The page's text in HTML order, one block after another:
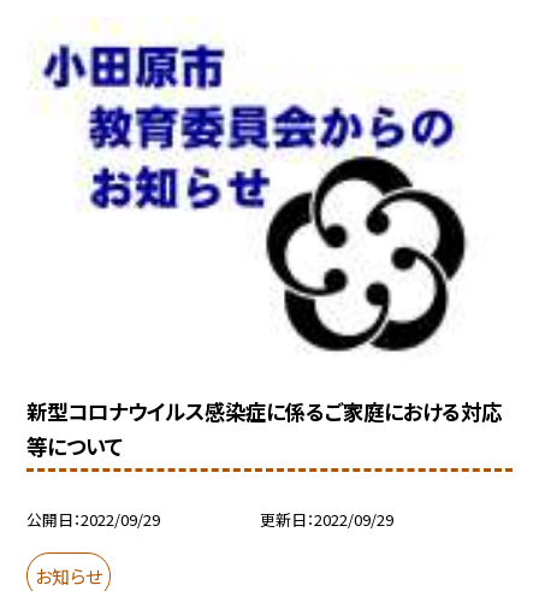
新型コロナウイルス感染症に係るご家庭における対応
等について
公開日 2022/09/29 更新日 2022/09/29
お知らせ